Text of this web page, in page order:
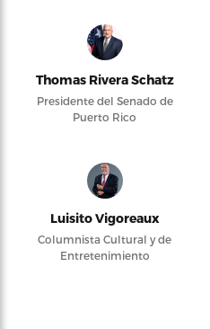
Thomas Rivera Schatz
Presidente del Senado de
Puerto Rico
Luisito Vigoreaux
Columnista Cultural y de
Entretenimiento